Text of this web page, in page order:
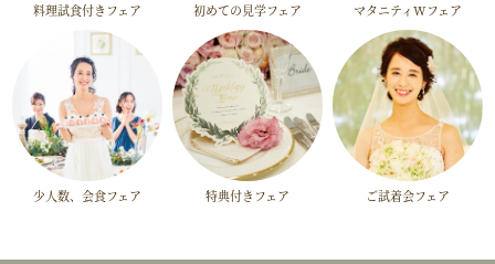
料理試食付きフェア 初めての見学フェア マタニティWフェア
少人数、会食フェア 特典付きフェア ご試着会フェア